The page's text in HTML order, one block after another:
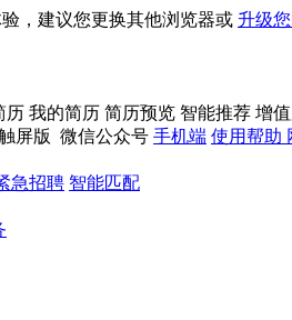
，建议您更换其他浏览器或 升级
历 我的简历 简历预览 智能推荐 增
屏版 微信公众号 手机端 使用帮助
急招聘 智能匹配